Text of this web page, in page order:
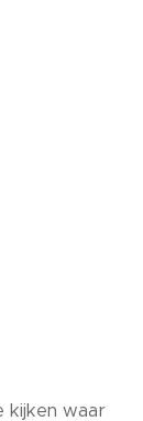
kijken waar